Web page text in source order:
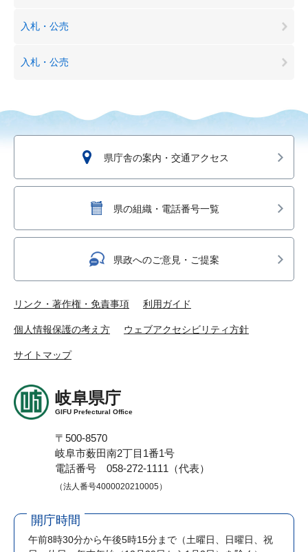
入札・公売
入札・公売
県庁舎の案内・交通アクセス
県の組織・電話番号一覧
県政へのご意見・ご提案
リンク・著作権・免責事項 利用ガイド
個人情報保護の考え方 ウェブアクセシビリティ方針
サイトマップ
岐阜県庁
GIFU Prefectural Office
〒500-8570
岐阜市薮田南2丁目1番1号
電話番号 058-272-1111（代表）
（法人番号4000020210005）
開庁時間
午前8時30分から午後5時15分まで （土曜日、日曜日、祝